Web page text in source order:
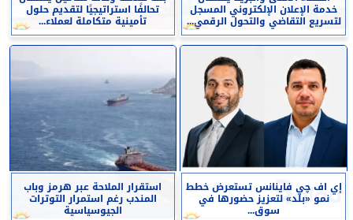
خدمة الإعلان الإلكتروني المسجل
لتسريع التقاضي والتحول الرقمي...
تحالفًا استراتيجيًا لتقديم حلول
تأمينية متكاملة لعملاء...
إي اف چي فاينانس تستعرض خطط
نمو «بلد» لتعزيز حضورها في
سوق...
استقرار الملاحة عبر هرمز وباب
المندب رغم استمرار التوترات
الجيوسياسية